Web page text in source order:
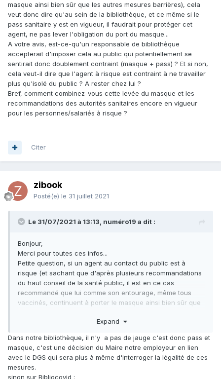
masque ainsi bien sûr que les autres mesures barrières), cela
veut donc dire qu'au sein de la bibliothèque, et ce même si le
pass sanitaire y est en vigueur, il faudrait pour protéger cet
agent, ne pas lever l'obligation du port du masque...
A votre avis, est-ce-qu'un responsable de bibliothèque
accepterait d'imposer cela au public qui potentiellement se
sentirait donc doublement contraint (masque + pass) ? Et si non,
cela veut-il dire que l'agent à risque est contraint à ne travailler
plus qu'isolé du public ? A rester chez lui ?
Bref, comment combinez-vous cette levée du masque et les
recommandations des autorités sanitaires encore en vigueur
pour les personnes/salariés à risque ?
Citer
zibook
Posté(e) le 31 juillet 2021
Le 31/07/2021 à 13:13, numéro19 a dit :
Bonjour,
Merci pour toutes ces infos...
Petite question, si un agent au contact du public est à
risque (et sachant que d'après plusieurs recommandations
du haut conseil de la santé public, il est en ce cas
recommandé que lui comme son entourage, même tous
vaccinés, continuent à porter le masque ainsi bien sûr que
sein de la bibliothèque, et ce même si le pass sanitaire y est
l'obligation du port du masque...
A votre avis, est-ce-qu'un responsable de bibliothèque
accepterait d'imposer cela au public qui potentiellement se
sentirait donc doublement contraint (masque + pass) ? Et si
Expand
Dans notre bibliothèque, il n'y a pas de jauge c'est donc pass et
masque, c'est une décision du Maire notre employeur en lien
avec le DGS qui sera plus à même d'interroger la légalité de ces
mesures.
sinon sur Bibliocovid :